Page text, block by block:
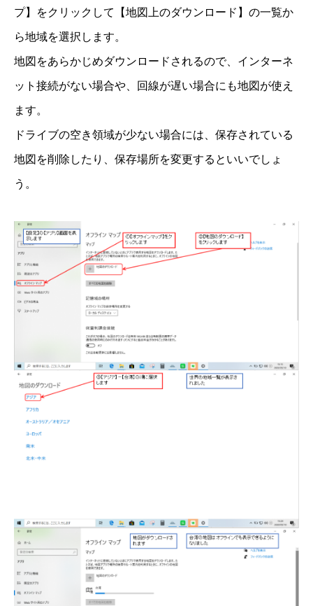
プ】をクリックして【地図上のダウンロード】の一覧か
ら地域を選択します。
地図をあらかじめダウンロードされるので、インターネ
ット接続がない場合や、回線が遅い場合にも地図が使え
ます。
ドライブの空き領域が少ない場合には、保存されている
地図を削除したり、保存場所を変更するといいでしょ
う。